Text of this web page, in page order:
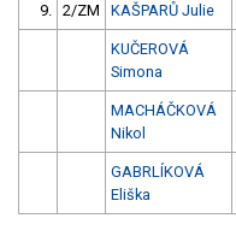
9. 2/ZM KAŠPARŮ Julie
KUČEROVÁ
Simona
MACHÁČKOVÁ
Nikol
GABRLÍKOVÁ
Eliška